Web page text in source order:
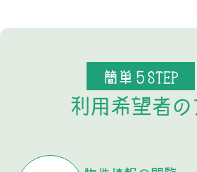
簡単５STEP
利用希望者の